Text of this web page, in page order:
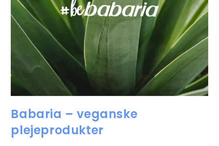
Babaria – veganske
plejeprodukter